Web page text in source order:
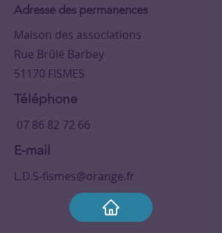
Adresse des permanences
Maison des associations
Rue Brûlé Barbey
51170 FISMES
Téléphone
07 86 82 72 66
E-mail
L.D.S-fismes@orange.fr